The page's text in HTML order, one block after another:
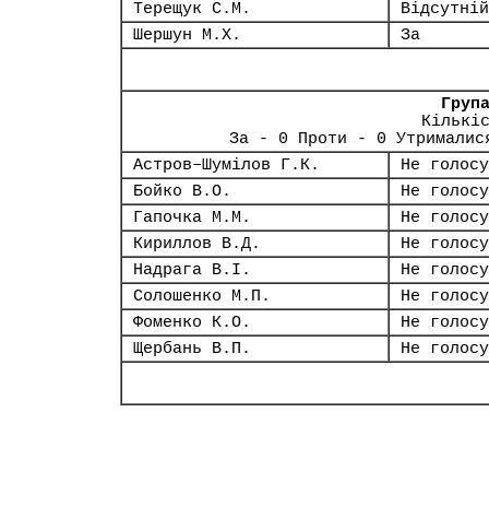
Терещук С.М.
Відсутній
Шершун М.Х.
За
За - 0 Проти - 0
Астров–Шумілов Г.К.
Не
Бойко В.О.
Не
Гапочка М.М.
Не
Кириллов В.Д.
Не
Надрага В.І.
Не
Солошенко М.П.
Не
Фоменко К.О.
Не
Щербань В.П.
Не